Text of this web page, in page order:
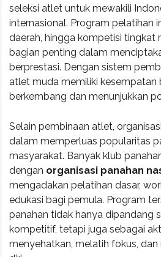
seleksi atlet untuk mewakili
internasional. Program pelatihan
daerah, hingga kompetisi tingkat
bagian penting dalam
berprestasi. Dengan sistem
atlet muda memiliki kesempatan
berkembang dan menunjukkan
Selain pembinaan atlet,
dalam memperluas popularitas
masyarakat. Banyak klub
dengan organisasi panahan
mengadakan pelatihan dasar,
edukasi bagi pemula. Program
panahan tidak hanya dipandang
kompetitif, tetapi juga sebagai
menyehatkan, melatih fokus,